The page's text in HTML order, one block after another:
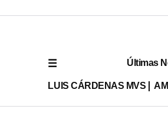
Últimas
LUIS CÁRDENAS MVS